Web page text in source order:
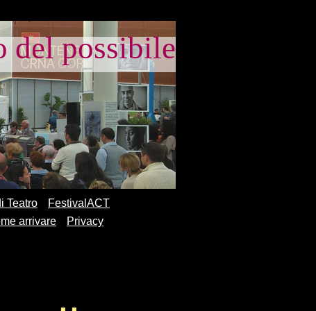
del possibile
Teatro
FestivalACT
arrivare
Privacy